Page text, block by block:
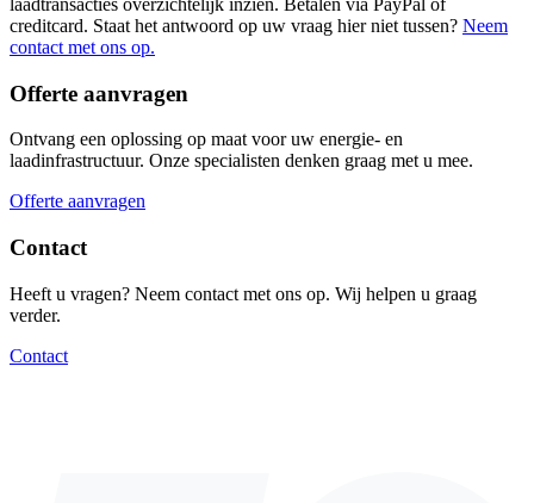
laadtransacties overzichtelijk inzien. Betalen via PayPal of
creditcard. Staat het antwoord op uw vraag hier niet tussen? Neem
contact met ons op.
Offerte aanvragen
Ontvang een oplossing op maat voor uw energie- en
laadinfrastructuur. Onze specialisten denken graag met u mee.
Offerte aanvragen
Contact
Heeft u vragen? Neem contact met ons op. Wij helpen u graag
verder.
Contact